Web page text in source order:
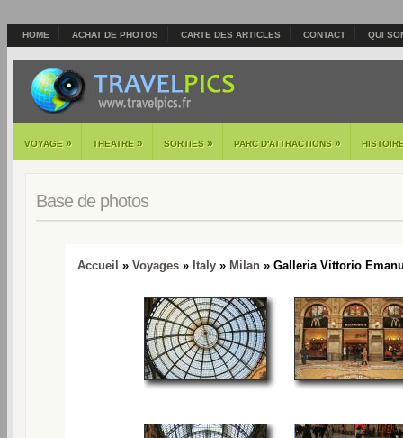
HOME ACHAT DE PHOTOS CARTE DES ARTICLES CONTACT QUI
VOYAGE » THEATRE » SORTIES » PARC D'ATTRACTIONS »
Base de photos
Accueil » Voyages » Italy » Milan » Galleria Vittorio